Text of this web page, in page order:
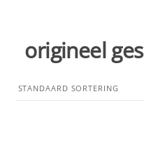
origineel